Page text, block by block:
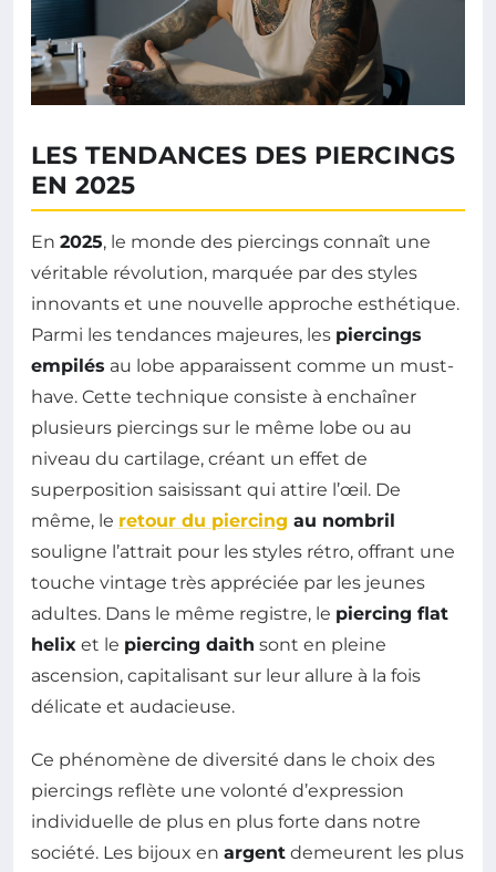
LES TENDANCES DES PIERCINGS
EN 2025
En 2025, le monde des piercings connaît une
véritable révolution, marquée par des styles
innovants et une nouvelle approche esthétique.
Parmi les tendances majeures, les piercings
empilés au lobe apparaissent comme un must-
have. Cette technique consiste à enchaîner
plusieurs piercings sur le même lobe ou au
niveau du cartilage, créant un effet de
superposition saisissant qui attire l’œil. De
même, le retour du piercing au nombril
souligne l’attrait pour les styles rétro, offrant une
touche vintage très appréciée par les jeunes
adultes. Dans le même registre, le piercing flat
helix et le piercing daith sont en pleine
ascension, capitalisant sur leur allure à la fois
délicate et audacieuse.
Ce phénomène de diversité dans le choix des
piercings reflète une volonté d’expression
individuelle de plus en plus forte dans notre
société. Les bijoux en argent demeurent les plus